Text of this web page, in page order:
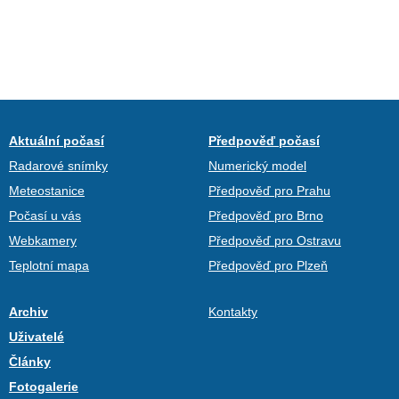
Aktuální počasí
Radarové snímky
Meteostanice
Počasí u vás
Webkamery
Teplotní mapa
Předpověď počasí
Numerický model
Předpověď pro Prahu
Předpověď pro Brno
Předpověď pro Ostravu
Předpověď pro Plzeň
Archiv
Uživatelé
Články
Fotogalerie
Kontakty